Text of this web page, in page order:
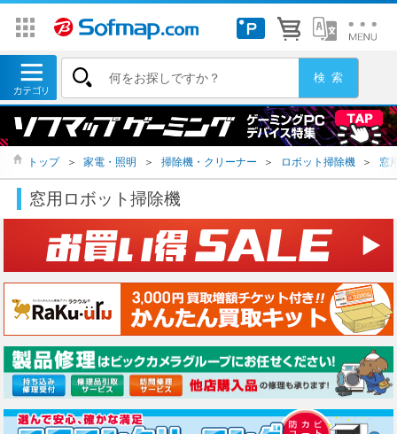
トップ ＞ 家電・照明 ＞ 掃除機・クリーナー ＞ ロボット掃除機 ＞ 窓
窓用ロボット掃除機